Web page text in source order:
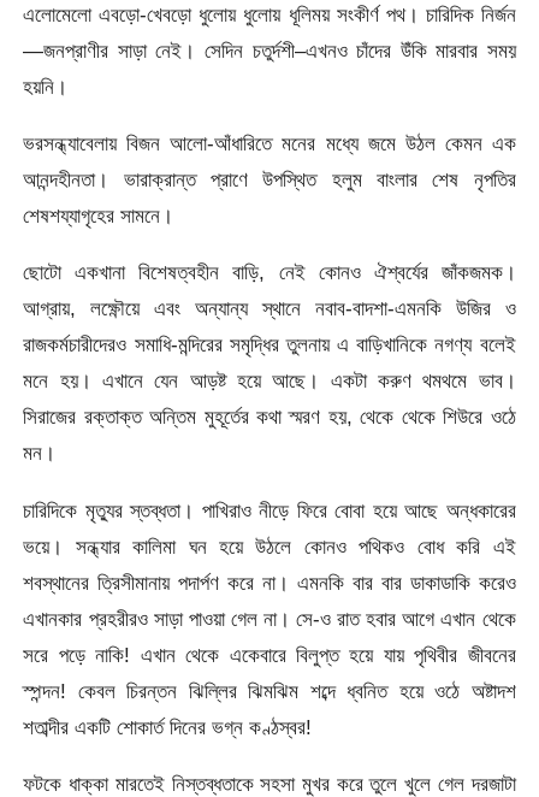
এলোমেলো এবড়ো-খেবড়ো ধুলোয় ধুলোয় ধূলিময় সংকীর্ণ পথ। চারিদিক নির্জন
—জনপ্রাণীর সাড়া নেই। সেদিন চতুর্দশী–এখনও চাঁদের উঁকি মারবার সময়
হয়নি।
ভরসন্ধ্যাবেলায় বিজন আলো-আঁধারিতে মনের মধ্যে জমে উঠল কেমন এক
আনন্দহীনতা। ভারাক্রান্ত প্রাণে উপস্থিত হলুম বাংলার শেষ নৃপতির
শেষশয্যাগৃহের সামনে।
ছোটো একখানা বিশেষত্বহীন বাড়ি, নেই কোনও ঐশ্বর্যের জাঁকজমক।
আগ্রায়, লক্ষ্ণৌয়ে এবং অন্যান্য স্থানে নবাব-বাদশা-এমনকি উজির ও
রাজকর্মচারীদেরও সমাধি-মন্দিরের সমৃদ্ধির তুলনায় এ বাড়িখানিকে নগণ্য বলেই
মনে হয়। এখানে যেন আড়ষ্ট হয়ে আছে। একটা করুণ থমথমে ভাব।
সিরাজের রক্তাক্ত অন্তিম মুহূর্তের কথা স্মরণ হয়, থেকে থেকে শিউরে ওঠে
মন।
চারিদিকে মৃত্যুর স্তব্ধতা। পাখিরাও নীড়ে ফিরে বোবা হয়ে আছে অন্ধকারের
ভয়ে। সন্ধ্যার কালিমা ঘন হয়ে উঠলে কোনও পথিকও বোধ করি এই
শবস্থানের ত্রিসীমানায় পদার্পণ করে না। এমনকি বার বার ডাকাডাকি করেও
এখানকার প্রহরীরও সাড়া পাওয়া গেল না। সে-ও রাত হবার আগে এখান থেকে
সরে পড়ে নাকি! এখান থেকে একেবারে বিলুপ্ত হয়ে যায় পৃথিবীর জীবনের
স্পন্দন! কেবল চিরন্তন ঝিল্লির ঝিমঝিম শব্দে ধ্বনিত হয়ে ওঠে অষ্টাদশ
শতাব্দীর একটি শোকার্ত দিনের ভগ্ন কণ্ঠস্বর!
ফটকে ধাক্কা মারতেই নিস্তব্ধতাকে সহসা মুখর করে তুলে খুলে গেল দরজাটা